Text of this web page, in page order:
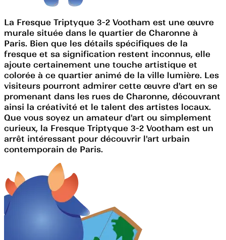
La Fresque Triptyque 3-2 Vootham est une œuvre
murale située dans le quartier de Charonne à
Paris. Bien que les détails spécifiques de la
fresque et sa signification restent inconnus, elle
ajoute certainement une touche artistique et
colorée à ce quartier animé de la ville lumière. Les
visiteurs pourront admirer cette œuvre d'art en se
promenant dans les rues de Charonne, découvrant
ainsi la créativité et le talent des artistes locaux.
Que vous soyez un amateur d'art ou simplement
curieux, la Fresque Triptyque 3-2 Vootham est un
arrêt intéressant pour découvrir l'art urbain
contemporain de Paris.